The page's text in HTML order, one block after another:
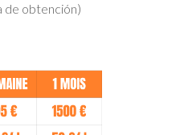
de obtención)